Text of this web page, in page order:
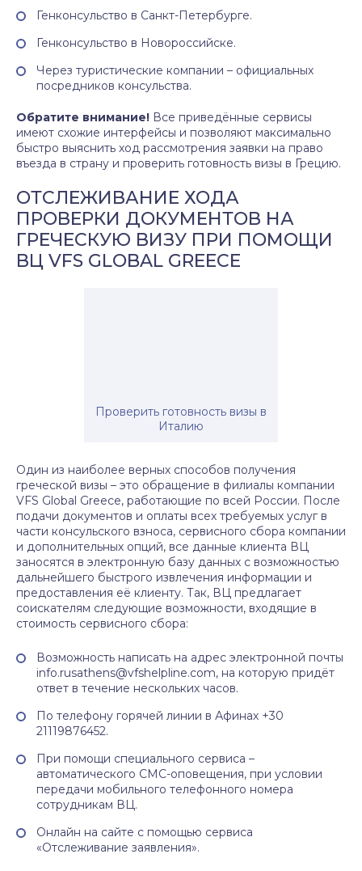
Генконсульство в Санкт-Петербурге.
Генконсульство в Новороссийске.
Через туристические компании – официальных
посредников консульства.
Обратите внимание! Все приведённые сервисы
имеют схожие интерфейсы и позволяют максимально
быстро выяснить ход рассмотрения заявки на право
въезда в страну и проверить готовность визы в Грецию.
ОТСЛЕЖИВАНИЕ ХОДА
ПРОВЕРКИ ДОКУМЕНТОВ НА
ГРЕЧЕСКУЮ ВИЗУ ПРИ ПОМОЩИ
ВЦ VFS GLOBAL GREECE
Проверить готовность визы в
Италию
Один из наиболее верных способов получения
греческой визы – это обращение в филиалы компании
VFS Global Greece, работающие по всей России. После
подачи документов и оплаты всех требуемых услуг в
части консульского взноса, сервисного сбора компании
и дополнительных опций, все данные клиента ВЦ
заносятся в электронную базу данных с возможностью
дальнейшего быстрого извлечения информации и
предоставления её клиенту. Так, ВЦ предлагает
соискателям следующие возможности, входящие в
стоимость сервисного сбора:
Возможность написать на адрес электронной почты
info.rusathens@vfshelpline.com, на которую придёт
ответ в течение нескольких часов.
По телефону горячей линии в Афинах +30
21119876452.
При помощи специального сервиса –
автоматического СМС-оповещения, при условии
передачи мобильного телефонного номера
сотрудникам ВЦ.
Онлайн на сайте с помощью сервиса
«Отслеживание заявления».